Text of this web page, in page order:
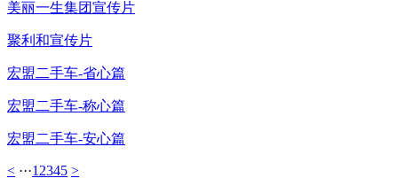
美丽一生集团宣传片
聚利和宣传片
宏盟二手车-省心篇
宏盟二手车-称心篇
宏盟二手车-安心篇
< ···1 2345 >